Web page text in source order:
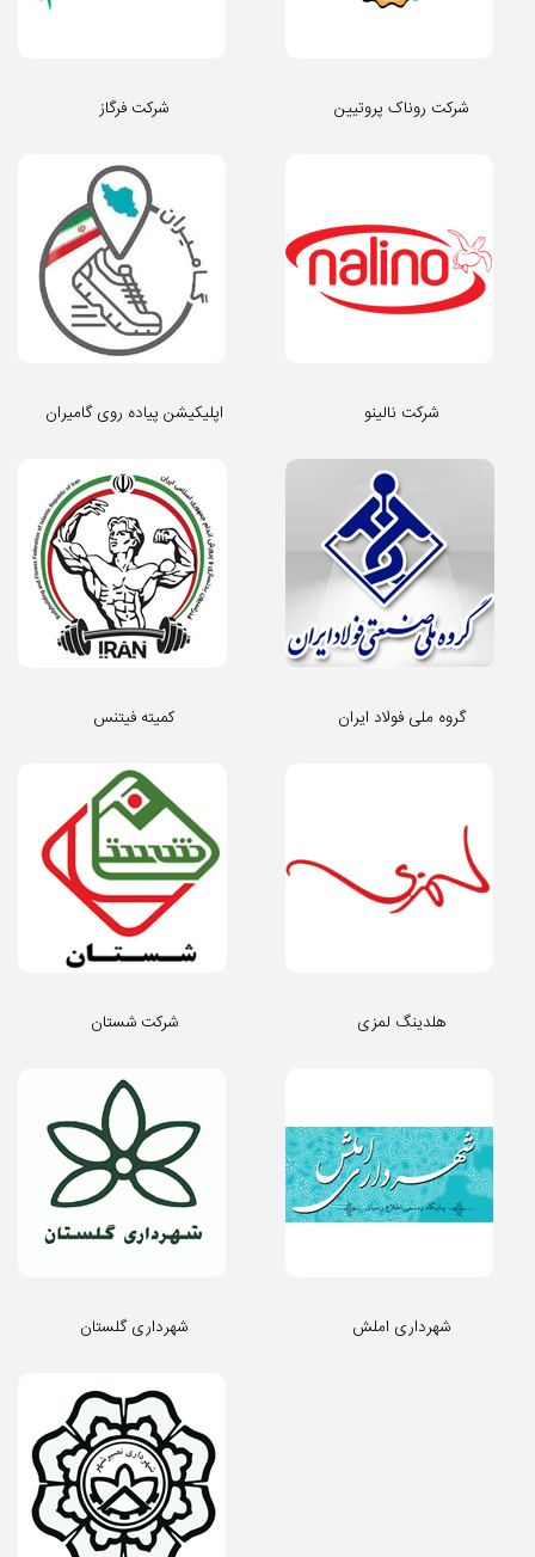
شرکت فرگاز شرکت روناک پروتیین
اپلیکیشن پیاده روی گامیران شرکت نالینو
کمیته فیتنس گروه ملی فولاد ایران
شرکت شستان هلدینگ لمزی
شهرداری گلستان شهرداری املش